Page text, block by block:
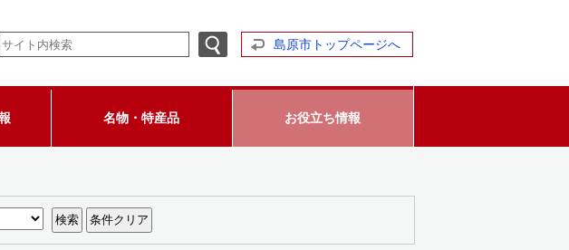
島原市トップページへ
名物・特産品 お役立ち情報